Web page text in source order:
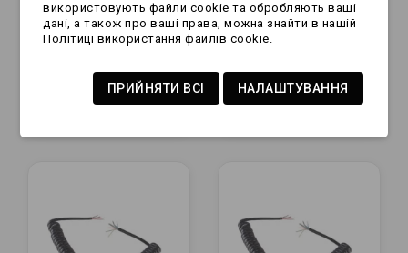
Przewód spiralny - 8
66,99 zł
Przewód spiralny - 7
74,99 zł
використовують файли cookie та обробляють ваші
дані, а також про ваші права, можна знайти в нашій
Політиці використання файлів cookie.
НАЛАШТУВАННЯ
ПРИЙНЯТИ ВСІ